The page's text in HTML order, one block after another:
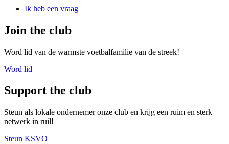
Ik heb een vraag
Join the club
Word lid van de warmste voetbalfamilie van de streek!
Word lid
Support the club
Steun als lokale ondernemer onze club en krijg een ruim en sterk
netwerk in ruil!
Steun KSVO